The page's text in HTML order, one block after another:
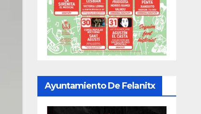
Ayuntamiento De Felanitx